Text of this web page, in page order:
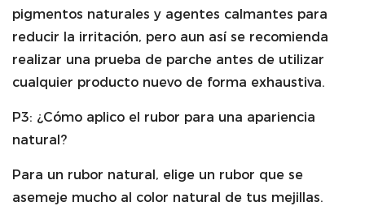
pigmentos naturales y agentes calmantes para
reducir la irritación, pero aun así se recomienda
realizar una prueba de parche antes de utilizar
cualquier producto nuevo de forma exhaustiva.
P3: ¿Cómo aplico el rubor para una apariencia
natural?
Para un rubor natural, elige un rubor que se
asemeje mucho al color natural de tus mejillas.